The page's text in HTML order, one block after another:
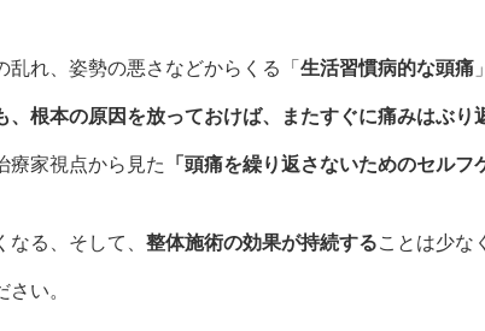
れ、姿勢の悪さなどからくる「 生活習慣病的な頭痛
根本の原因を放っておけば、またすぐに痛みはぶり
療家視点から見た 「頭痛を繰り返さないためのセルフ
る、そして、 整体施術の効果が持続することは少な
い。